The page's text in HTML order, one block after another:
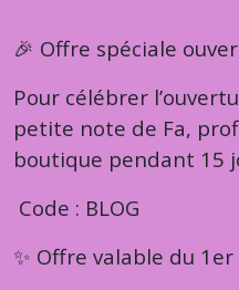
🎉 Offre spéciale
Pour célébrer
petite note de Fa,
boutique pendant 15
Code : BLOG
✨ Offre valable du